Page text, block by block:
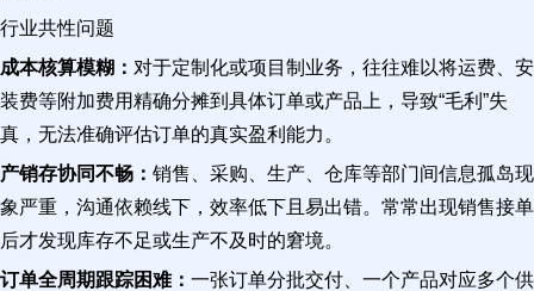
行业共性问题
成本核算模糊： 对于定制化或项目制业务，往往难以将运费、安
装费等附加费用精确分摊到具体订单或产品上，导致“毛利”失
真，无法准确评估订单的真实盈利能力。
产销存协同不畅： 销售、采购、生产、仓库等部门间信息孤岛现
象严重，沟通依赖线下，效率低下且易出错。常常出现销售接单
后才发现库存不足或生产不及时的窘境。
订单全周期跟踪困难： 一张订单分批交付、一个产品对应多个供